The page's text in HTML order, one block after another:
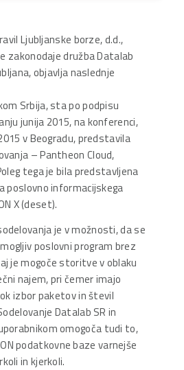
Ljubljanske borze, d.d.,
zakonodaje družba Datalab
objavlja naslednje
Srbija, sta po podpisu
junija 2015, na konferenci,
v Beogradu, predstavila
– Pantheon Cloud,
tega je bila predstavljena
poslovno informacijskega
X (deset).
je v možnosti, da se
poslovni program brez
je mogoče storitve v oblaku
najem, pri čemer imajo
izbor paketov in števil
Datalab SR in
omogoča tudi to,
podatkovne baze varnejše
in kjerkoli.